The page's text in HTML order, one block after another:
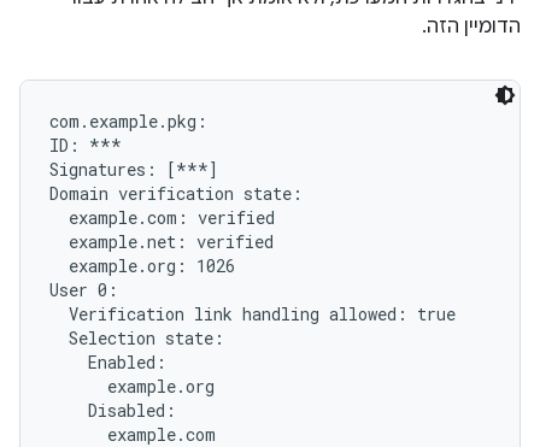
הדומיין הזה.
com.example.pkg:
ID: ***
Signatures: [***]
Domain verification state:
  example.com: verified
  example.net: verified
  example.org: 1026
User 0:
  Verification link handling allowed: true
  Selection state:
    Enabled:
      example.org
    Disabled:
      example.com